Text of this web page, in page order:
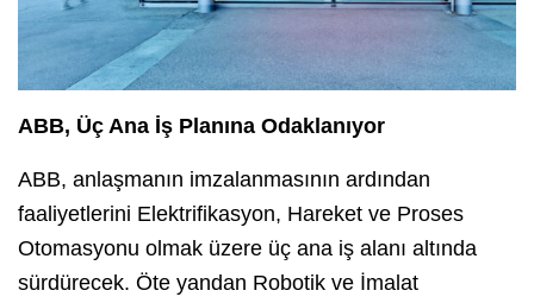
ABB, Üç Ana İş Planına Odaklanıyor
ABB, anlaşmanın imzalanmasının ardından
faaliyetlerini Elektrifikasyon, Hareket ve Proses
Otomasyonu olmak üzere üç ana iş alanı altında
sürdürecek. Öte yandan Robotik ve İmalat